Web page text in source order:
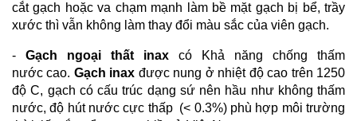
cắt gạch hoặc va chạm mạnh làm bề mặt gạch bị bể, trầy
xước thì vẫn không làm thay đổi màu sắc của viên gạch.
- Gạch ngoại thất inax có Khả năng chống thấm
nước cao. Gạch inax được nung ở nhiệt độ cao trên 1250
độ C, gạch có cấu trúc dạng sứ nên hầu như không thấm
nước, độ hút nước cực thấp (< 0.3%) phù hợp môi trường